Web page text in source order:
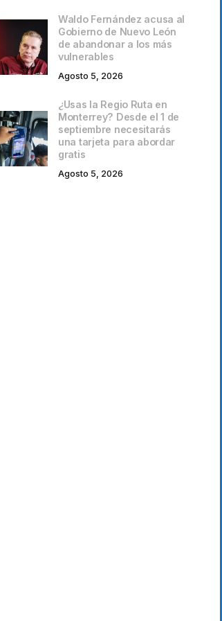
Waldo Fernández acusa al
Gobierno de Nuevo León
de abandonar a los más
vulnerables
Agosto 5, 2026
¿Usas la Regio Ruta en
Monterrey? Desde el 1 de
septiembre necesitarás
una tarjeta para abordar
gratis
Agosto 5, 2026